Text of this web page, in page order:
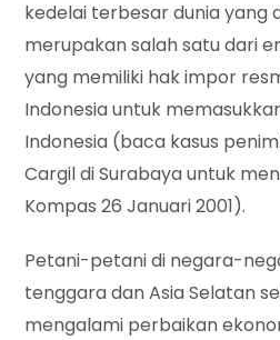
kedelai terbesar dunia yang
merupakan salah satu dari
yang memiliki hak impor
Indonesia untuk
Indonesia (baca kasus
Cargil di Surabaya untuk
Kompas 26 Januari 2001).
Petani-petani di negara-
tenggara dan Asia Selatan
mengalami perbaikan